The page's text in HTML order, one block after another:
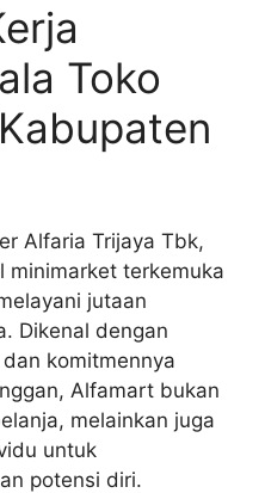
Toko
Alfaria Trijaya Tbk,
minimarket terkemuka
jutaan
Dikenal dengan
komitmennya
Alfamart bukan
melainkan juga
untuk
potensi diri.